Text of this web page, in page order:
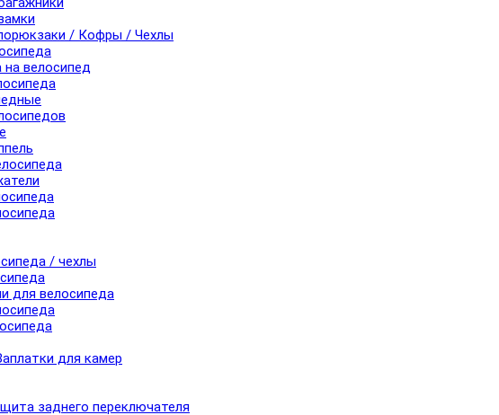
/ Кофры / Чехлы
на велосипед
/ чехлы
для велосипеда
для камер
заднего переключателя